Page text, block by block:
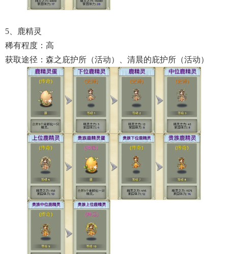
5、鹿精灵
稀有程度：高
获取途径：森之庇护所（活动）、清晨的庇护所（活动）